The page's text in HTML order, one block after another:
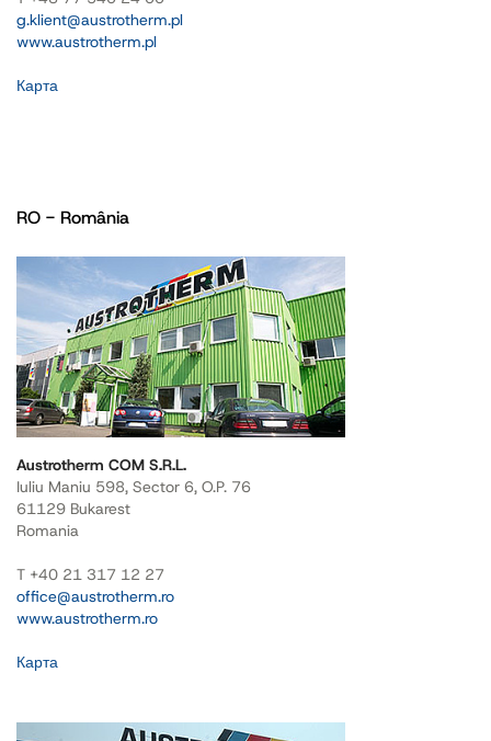
g.klient@austrotherm.pl
www.austrotherm.pl
Карта
RO - România
Austrotherm COM S.R.L.
Iuliu Maniu 598, Sector 6, O.P. 76
61129 Bukarest
Romania
T +40 21 317 12 27
office@austrotherm.ro
www.austrotherm.ro
Карта